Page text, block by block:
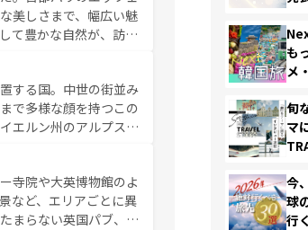
美しさまで、幅広い魅
て豊かな自然が、訪れ
プロヴァンスの香り高
域にも魅力が溢れてお
ふれる地方に足を運ぶ
なお、新着のフランス情報はコンテンツ
する国。中世の街並み
で多様な顔を持つこの
エルン州のアルプスの
のド
寺院や大英博物館のよ
など、エリアごとに異
まらない英国パブ、サ
も
メ
旬
マ
今
球
行